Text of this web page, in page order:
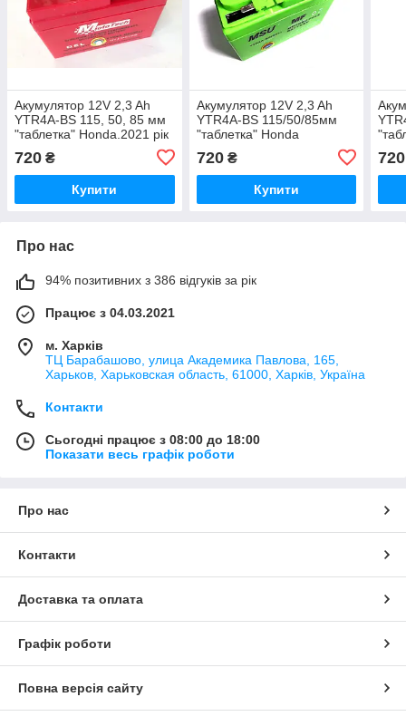
Акумулятор 12V 2,3 Ah
YTR4A-BS 115, 50, 85 мм
"таблетка" Honda.2021 рік
720 ₴
Купити
Акумулятор 12V 2,3 Ah
YTR4A-BS 115/50/85мм
"таблетка" Honda
720₴
Купити
720
Про нас
94% позитивних з 386 відгуків за рік
Працює з 04.03.2021
м. Харків
ТЦ Барабашово, улица Академика Павлова, 165,
Харьков, Харьковская область, 61000, Харків, Україна
Контакти
Сьогодні працює з 08:00 до 18:00
Показати весь графік роботи
Про нас
Контакти
Доставка та оплата
Графік роботи
Повна версія сайту